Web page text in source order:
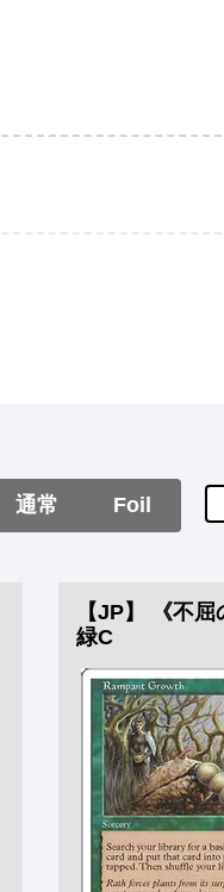
通常 Foil
【JP】 《不
緑C